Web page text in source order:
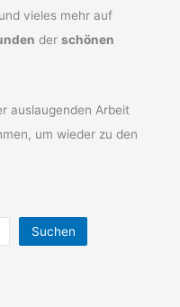
und vieles mehr auf
derschönen
auslaugenden Arbeit
um wieder zu den
Suchen